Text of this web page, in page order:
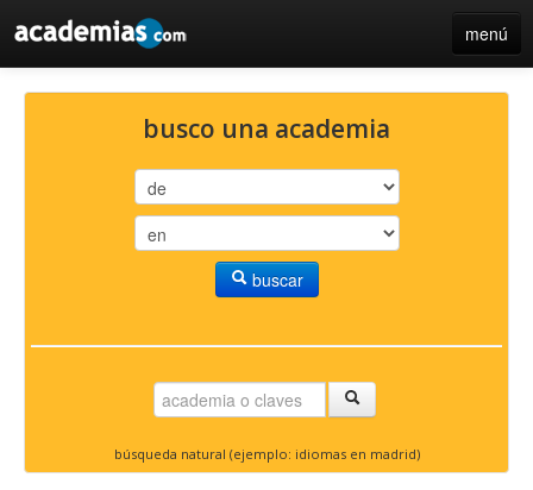
menú
iniciar sesión / registro de centros
busco una academia
buscar
búsqueda natural (ejemplo: idiomas en madrid)